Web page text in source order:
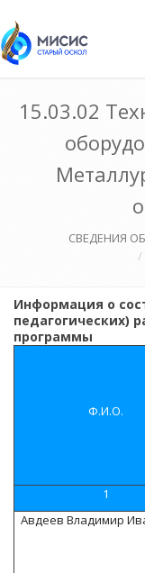
15.03.02
СВЕДЕНИЯ
Информация о
педагогических)
программы
Ф.И.О.
1
Авдеев Владимир